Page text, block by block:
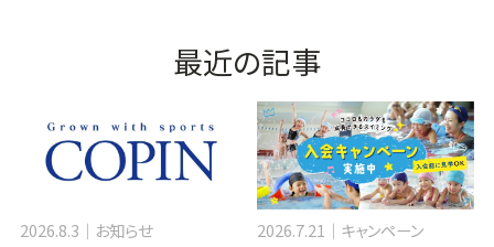
最近の記事
2026.8.3
お知らせ
2026.7.21 キャンペーン